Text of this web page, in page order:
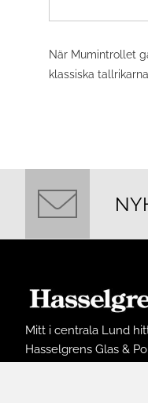
När Mumintrollet
klassiska
Mitt i centrala Lund
Hasselgrens Glas &